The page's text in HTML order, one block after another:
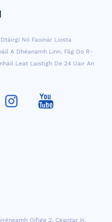
Nó Faoinár Liosta
A Dhéanamh Linn. Fág Do R-
Leat Laistigh De 24 Uair An
Oifige 2, Ceantar H,